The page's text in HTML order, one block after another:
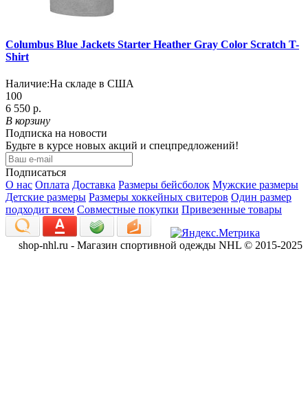
Columbus Blue Jackets Starter Heather Gray Color Scratch T-
Shirt
Наличие:На складе в США
100
6 550 р.
В корзину
Подписка на новости
Будьте в курсе новых акций и спецпредложений!
Подписаться
О нас Оплата Доставка Размеры бейсболок Мужские размеры
Детские размеры Размеры хоккейных свитеров Один размер
подходит всем Совместные покупки Привезенные товары
shop-nhl.ru - Магазин спортивной одежды NHL © 2015-2025